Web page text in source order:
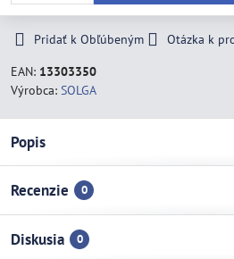
Pridať k Obľúbeným Otázka k
EAN: 13303350
Výrobca: SOLGA
Popis
Recenzie 0
Diskusia 0